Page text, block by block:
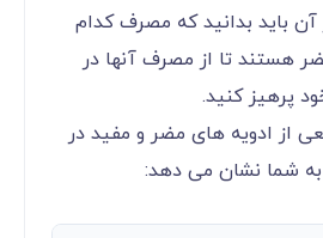
آن باید بدانید که مصرف کدام
هستند تا از مصرف آنها در
پرهیز کنید.
از ادویه های مضر و مفید در
شما نشان می دهد: